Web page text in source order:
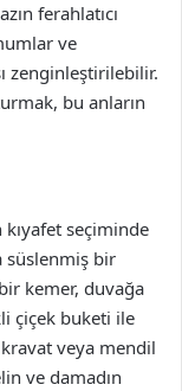
ferahlatıcı
ve
zenginleştirilebilir.
bu anların
kıyafet seçiminde
süslenmiş bir
kemer, duvağa
çiçek buketi ile
kravat veya mendil
ve damadın